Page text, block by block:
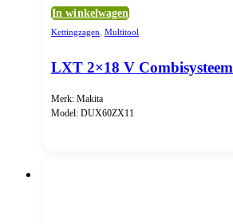
In winkelwagen
Kettingzagen Multitool
LXT 2×18 V Combisysteem
Merk: Makita
Model: DUX60ZX11